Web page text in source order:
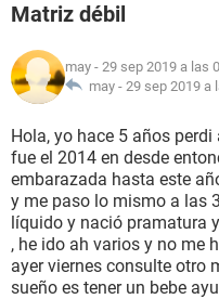
NUTRICIÓN
BIENESTAR
SEXUALIDAD
GLOSARIO
Matriz débil
may - 29 sep 2019 a las
may - 29 sep 2019 a
Hola, yo hace 5 años
fue el 2014 en desde
embarazada hasta este
y me paso lo mismo a las
líquido y nació pramatura
, he ido ah varios y no me
ayer viernes consulte otro
sueño es tener un bebe